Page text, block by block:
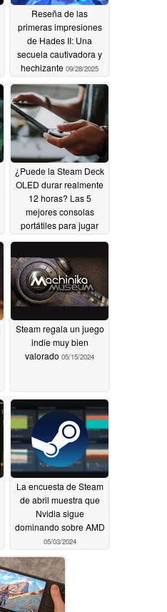
Reseña de las
primeras impresiones
de Hades II: Una
secuela cautivadora y
hechizante 09/28/2025
¿Puede la Steam Deck
OLED durar realmente
12 horas? Las 5
mejores consolas
portátiles para jugar
Steam regala un juego
indie muy bien
valorado 05/15/2024
La encuesta de Steam
de abril muestra que
Nvidia sigue
dominando sobre AMD
05/03/2024